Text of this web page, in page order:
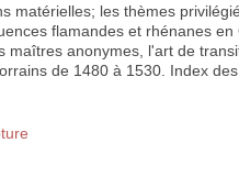
matérielles; les thèmes
flamandes et rhénanes en
maîtres anonymes, l'art de
de 1480 à 1530. Index